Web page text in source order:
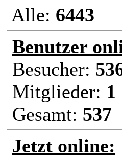
Alle: 6443
Benutzer
Besucher:
Mitglieder: 1
Gesamt: 537
Jetzt online: